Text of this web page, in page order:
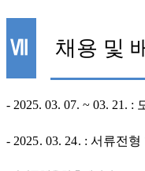
Ⅶ 채용 및
- 2025. 03. 07. ~ 03. 21. :
- 2025. 03. 24. : 서류전형